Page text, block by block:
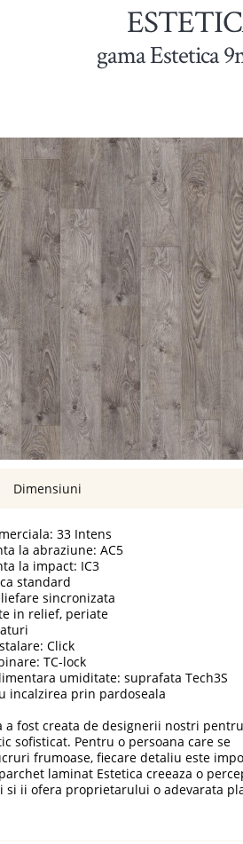
gama Estetica
Dimensiuni
33 Intens
la abraziune: AC5
la impact: IC3
standard
sincronizata
in relief, periate
Click
TC-lock
umiditate: suprafata Tech3S
incalzirea prin pardoseala
a fost creata de designerii nostri
sofisticat. Pentru o persoana care se
frumoase, fiecare detaliu este
laminat Estetica creeaza o
si ii ofera proprietarului o adevarata